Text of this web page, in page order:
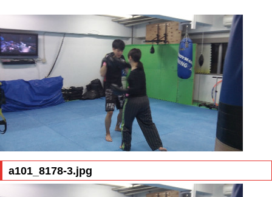
a101_8178-3.jpg